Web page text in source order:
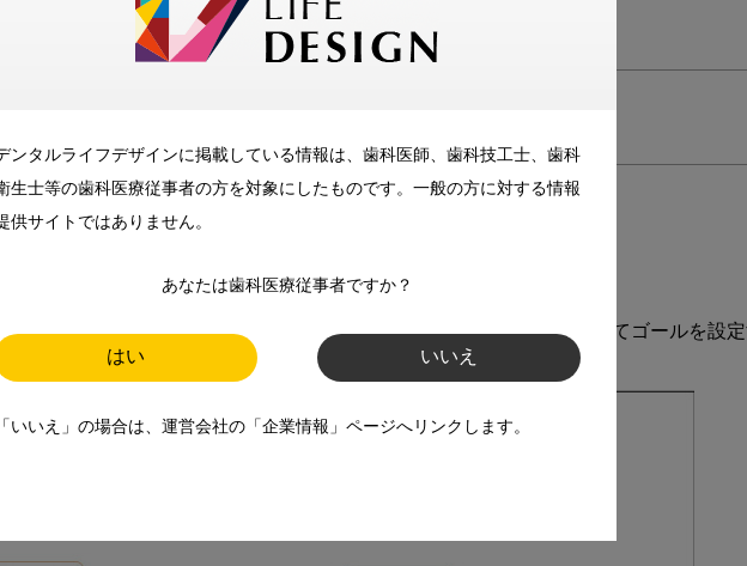
ンタルライフデザインに掲載している情報は、歯科医師、歯科技工士、歯科
生士等の歯科医療従事者の方を対象にしたものです。一般の方に対する情報
供サイトではありません。
あなたは歯科医療従事者ですか？
はい いいえ
「いいえ」の場合は、運営会社の「企業情報」ページへリンクします。
重要性
ざまな条件により、機能回復の程度には差が生じてしまいます。
て叶えるのは難しい場合があり、どうしても“何を優先するか”を考えてゴールを設